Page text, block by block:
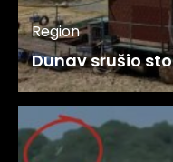
Region
Dunav srušio